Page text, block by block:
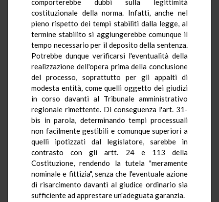
comporterebbe dubbi sulla legittimità
costituzionale della norma. Infatti, anche nel
pieno rispetto dei tempi stabiliti dalla legge, al
termine stabilito si aggiungerebbe comunque il
tempo necessario per il deposito della sentenza.
Potrebbe dunque verificarsi l'eventualità della
realizzazione dell'opera prima della conclusione
del processo, soprattutto per gli appalti di
modesta entità, come quelli oggetto dei giudizi
in corso davanti al Tribunale amministrativo
regionale rimettente. Di conseguenza l'art. 31-
bis in parola, determinando tempi processuali
non facilmente gestibili e comunque superiori a
quelli ipotizzati dal legislatore, sarebbe in
contrasto con gli artt. 24 e 113 della
Costituzione, rendendo la tutela "meramente
nominale e fittizia", senza che l'eventuale azione
di risarcimento davanti al giudice ordinario sia
sufficiente ad apprestare un'adeguata garanzia.